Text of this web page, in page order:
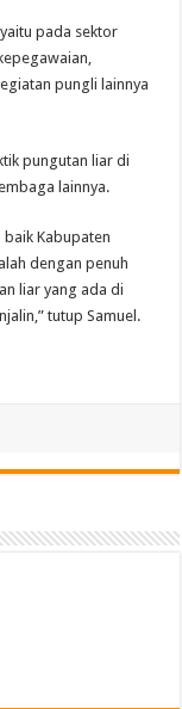
pada sektor
pungli lainnya
pungutan liar di
lainnya.
baik Kabupaten
dengan penuh
liar yang ada di
tutup Samuel.